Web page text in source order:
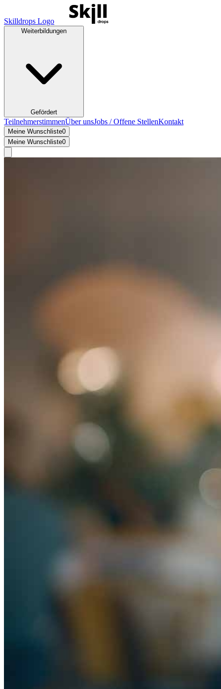
Skilldrops Logo
Weiterbildungen
Gefördert
TeilnehmerstimmenÜber unsJobs / Offene StellenKontakt
Meine Wunschliste0
Meine Wunschliste0